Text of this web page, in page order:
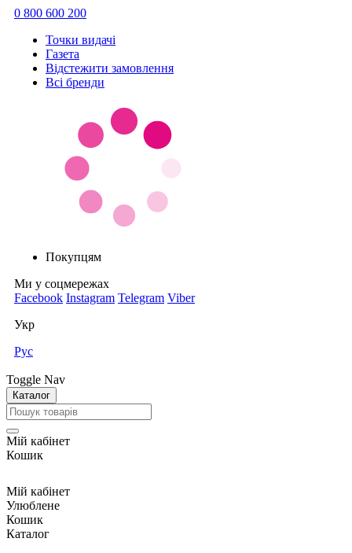
0 800 600 200
Точки видачi
Газета
Відстежити замовлення
Всі бренди
Покупцям
Ми у соцмережах
Facebook Instagram Telegram Viber
Укр
Рус
Toggle Nav
Каталог
Мій кабінет
Кошик
Мій кабінет
Улюблене
Кошик
Каталог